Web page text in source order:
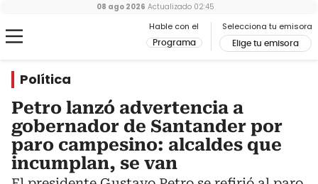
Hable con el
Programa
Selecciona tu emisora
Elige tu emisora
08 ago 2026 Actualizado 02:45
Política
Petro lanzó advertencia a
gobernador de Santander por
paro campesino: alcaldes que
incumplan, se van